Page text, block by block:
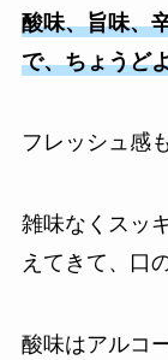
酸味、旨味、
で、ちょうど
フレッシュ感
雑味なくスッ
えてきて、口
酸味はアルコ